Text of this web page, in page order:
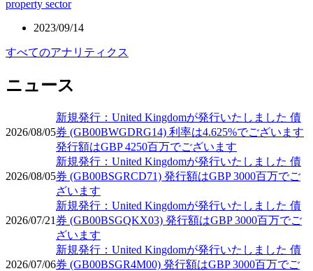
property sector
2023/09/14
すべてのアナリティクス
ニュース
2026/08/05
新規発行：United Kingdomが発行いたしました 債
券 (GB00BWGDRG14) 利率は4.625%でございます
発行額はGBP 4250百万でございます
2026/08/05
新規発行：United Kingdomが発行いたしました 債
券 (GB00BSGRCD71) 発行額はGBP 3000百万でご
ざいます
2026/07/21
新規発行：United Kingdomが発行いたしました 債
券 (GB00BSGQKX03) 発行額はGBP 3000百万でご
ざいます
2026/07/06
新規発行：United Kingdomが発行いたしました 債
券 (GB00BSGR4M00) 発行額はGBP 3000百万でご